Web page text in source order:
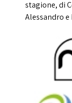
stagione, di
Alessandro